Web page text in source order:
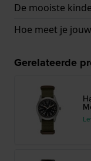
De mooiste
Hoe meet je
Gerelateerde